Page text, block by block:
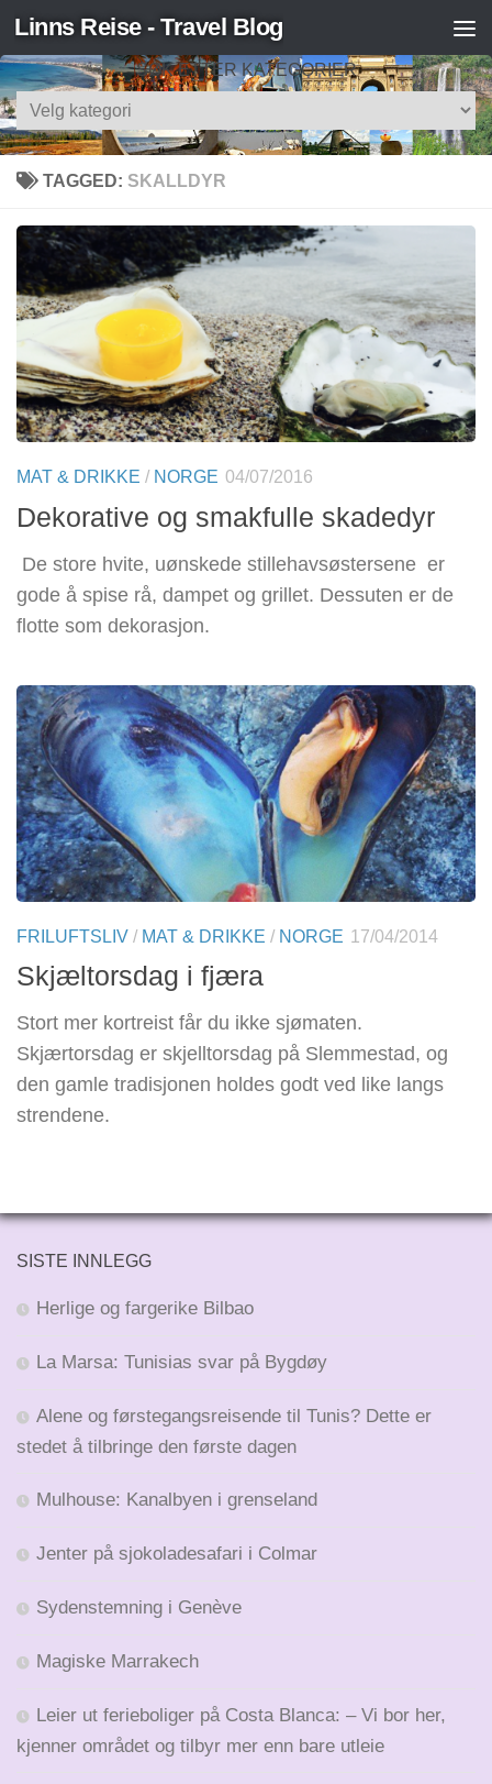
Skip to content
Linns Reise - Travel Blog
SØK ETTER KATEGORIER
Søk
etter
TAGGED: SKALLDYR
MAT & DRIKKE / NORGE 04/07/2016
Dekorative og smakfulle skadedyr
De store hvite, uønskede stillehavsøstersene er
gode å spise rå, dampet og grillet. Dessuten er de
flotte som dekorasjon.
FRILUFTSLIV / MAT & DRIKKE / NORGE 17/04/2014
Skjæltorsdag i fjæra
Stort mer kortreist får du ikke sjømaten.
Skjærtorsdag er skjelltorsdag på Slemmestad, og
den gamle tradisjonen holdes godt ved like langs
strendene.
SISTE INNLEGG
Herlige og fargerike Bilbao
La Marsa: Tunisias svar på Bygdøy
Alene og førstegangsreisende til Tunis? Dette er
stedet å tilbringe den første dagen
Mulhouse: Kanalbyen i grenseland
Jenter på sjokoladesafari i Colmar
Sydenstemning i Genève
Magiske Marrakech
Leier ut ferieboliger på Costa Blanca: – Vi bor her,
kjenner området og tilbyr mer enn bare utleie